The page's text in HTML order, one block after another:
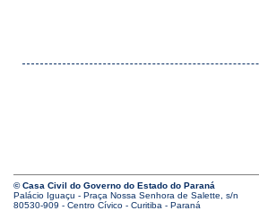
© Casa Civil do Governo do Estado do Paraná
Palácio Iguaçu - Praça Nossa Senhora de Salette, s/n
80530-909 - Centro Cívico - Curitiba - Paraná